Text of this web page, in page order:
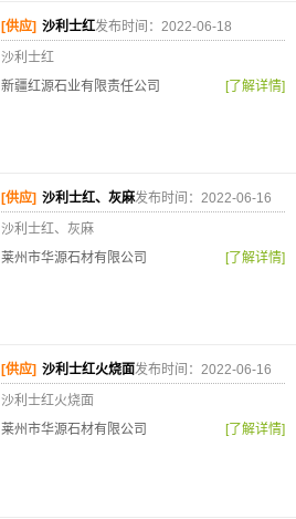
[供应] 沙利士红发布时间：2022-06-18
沙利士红
新疆红源石业有限责任公司
[了解详情]
[供应] 沙利士红、灰麻发布时间：2022-06-16
沙利士红、灰麻
莱州市华源石材有限公司
[了解详情]
[供应] 沙利士红火烧面发布时间：2022-06-16
沙利士红火烧面
莱州市华源石材有限公司
[了解详情]